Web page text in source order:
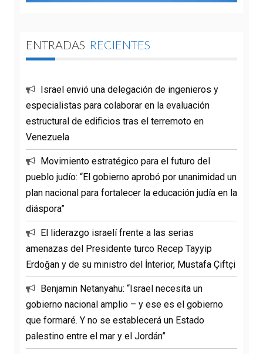
ENTRADAS RECIENTES
Israel envió una delegación de ingenieros y
especialistas para colaborar en la evaluación
estructural de edificios tras el terremoto en
Venezuela
Movimiento estratégico para el futuro del
pueblo judío: “El gobierno aprobó por unanimidad un
plan nacional para fortalecer la educación judía en la
diáspora”
El liderazgo israelí frente a las serias
amenazas del Presidente turco Recep Tayyip
Erdoğan y de su ministro del İnterior, Mustafa Çiftçi
Benjamin Netanyahu: “Israel necesita un
gobierno nacional amplio – y ese es el gobierno
que formaré. Y no se establecerá un Estado
palestino entre el mar y el Jordán”